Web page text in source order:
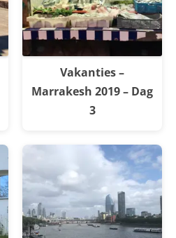
Vakanties –
Marrakesh 2019 – Dag
3